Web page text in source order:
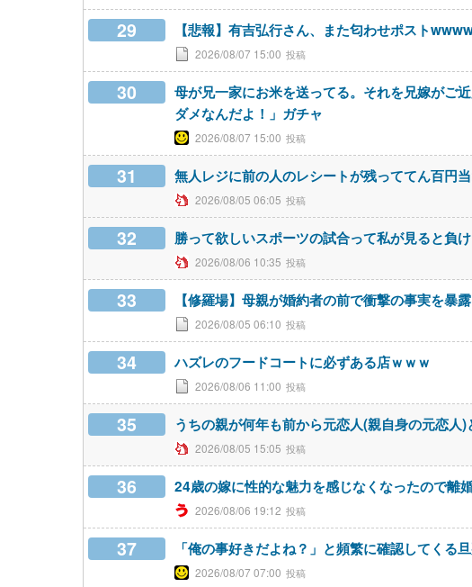
29 【悲報】有吉弘行さん、また匂わせポスト
2026/08/07 15:00
30
母が兄一家にお米を送ってる。それを兄嫁がご
ダメなんだよ！」ガチャ
2026/08/07 15:00
31 無人レジに前の人のレシートが残っててん百円
2026/08/05 06:05
32 勝って欲しいスポーツの試合って私が見ると負
2026/08/06 10:35
33 【修羅場】母親が婚約者の前で衝撃の事実を暴
2026/08/05 06:10
34 ハズレのフードコートに必ずある店ｗｗｗ
2026/08/06 11:00
35 うちの親が何年も前から元恋人(親自身の元恋人
2026/08/05 15:05
36 24歳の嫁に性的な魅力を感じなくなったので離
2026/08/06 19:12
37 「俺の事好きだよね？」と頻繁に確認してくる
2026/08/07 07:00